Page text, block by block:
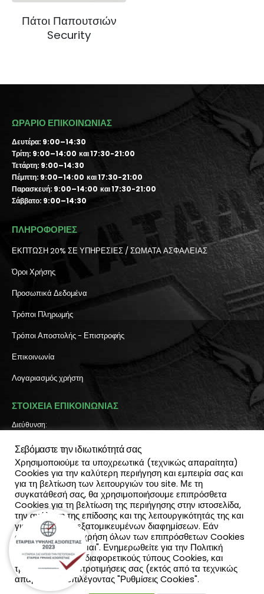
Πάτοι Παπουτσιών
Security
ΩΡΑΡΙΟ ΕΠΙΚΟΙΝΩΝΙΑΣ
Δευτέρα: 9:00–14:30
Τρίτη: 9:00–14:00 και 17:30-21:00
Τετάρτη: 9:00–14:30
Πέμπτη: 9:00–14:00 και 17:30-21:00
Παρασκευή: 9:00–14:00 και 17:30-21:00
Σάββατο: 9:00–14:30
ΠΛΗΡΟΦΟΡΙΕΣ
ΕΚΠΤΩΣΗ 20% ΣΕ ΥΠΗΡΕΣΙΕΣ / ΣΩΜΑΤΑ ΑΣΦΑΛΕΙΑΣ
Όροι Χρήσης
Προσωπικά Δεδομένα
Τρόποι Πληρωμής
Τρόποι Αποστολής - Επιστροφής
Επικοινωνία
Λογαριασμός χρήστη
ΣΤΟΙΧΕΙΑ ΕΠΙΚΟΙΝΩΝΙΑΣ
Διεύθυνση:
ΤΗΛΕΦΩΝΟ:
2810 300 657, 2810 390 668
(Viber & Watsapp): 6940812064
EMAIL:
info@katadromeasclub.gr
SOCIAL
Σεβόμαστε την ιδιωτικότητά σας
Χρησιμοποιούμε τα υποχρεωτικά (τεχνικώς απαραίτητα)
Cookies για την καλύτερη περιήγηση και εμπειρία σας και
για τη βελτίωση των λειτουργιών του site. Με τη
συγκατάθεσή σας, θα χρησιμοποιήσουμε επιπρόσθετα
Cookies για τη βελτίωση της περιήγησης στην ιστοσελίδα,
την ανάλυση της επίδοσης και της λειτουργικότητάς της και
για την παροχή εξατομικευμένων διαφημίσεων. Εάν
συμφωνείς με τη χρήση όλων των επιπρόσθετων Cookies
επίλεξε "Αποδέχομαι". Ενημερωθείτε για την Πολιτική
Cookies και τους διαφορετικούς τύπους Cookies, και
τροποποίησε τις προτιμήσεις σας (εκτός από τα τεχνικώς
απαραίτητα) επιλέγοντας "Ρυθμίσεις Cookies".